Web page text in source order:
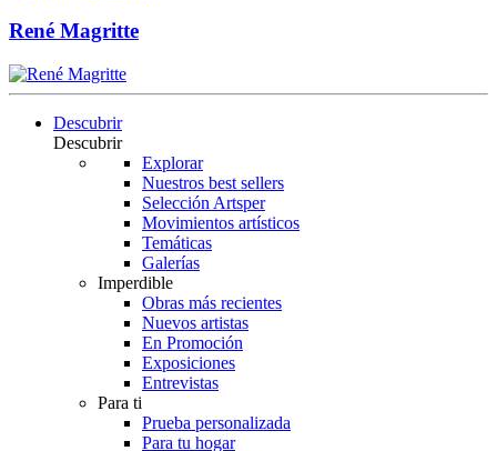
René Magritte
Descubrir
Descubrir
Explorar
Nuestros best sellers
Selección Artsper
Movimientos artísticos
Temáticas
Galerías
Imperdible
Obras más recientes
Nuevos artistas
En Promoción
Exposiciones
Entrevistas
Para ti
Prueba personalizada
Para tu hogar